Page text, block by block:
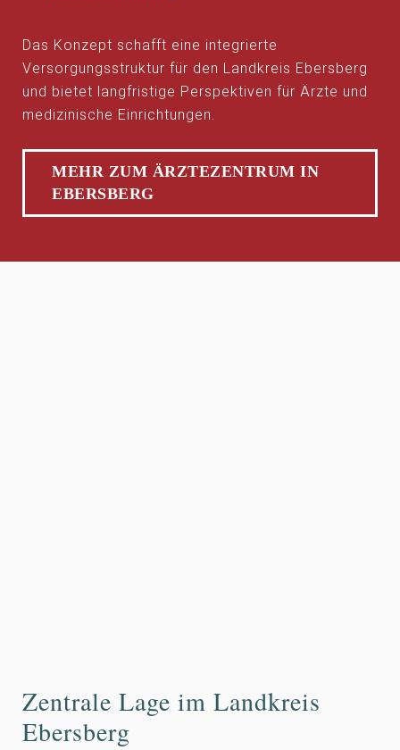
Das Konzept schafft eine integrierte
Versorgungsstruktur für den Landkreis Ebersberg
und bietet langfristige Perspektiven für Ärzte und
medizinische Einrichtungen.
MEHR ZUM ÄRZTEZENTRUM IN
EBERSBERG
Zentrale Lage im Landkreis
Ebersberg